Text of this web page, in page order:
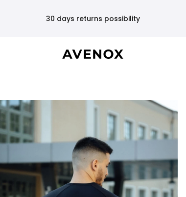
30 days returns possibility
BASE PERFORMANCE T-SHIRT - BLACK
Select a size: